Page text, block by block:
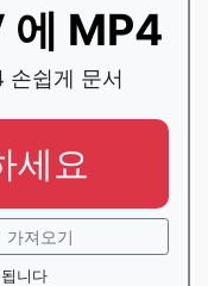
에 MP4
손쉽게 문서
세요
가져오기
니다